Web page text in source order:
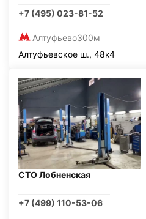
+7 (495) 023-81-52
Алтуфьево300м
Алтуфьевское ш., 48к4
СТО Лобненская
+7 (499) 110-53-06